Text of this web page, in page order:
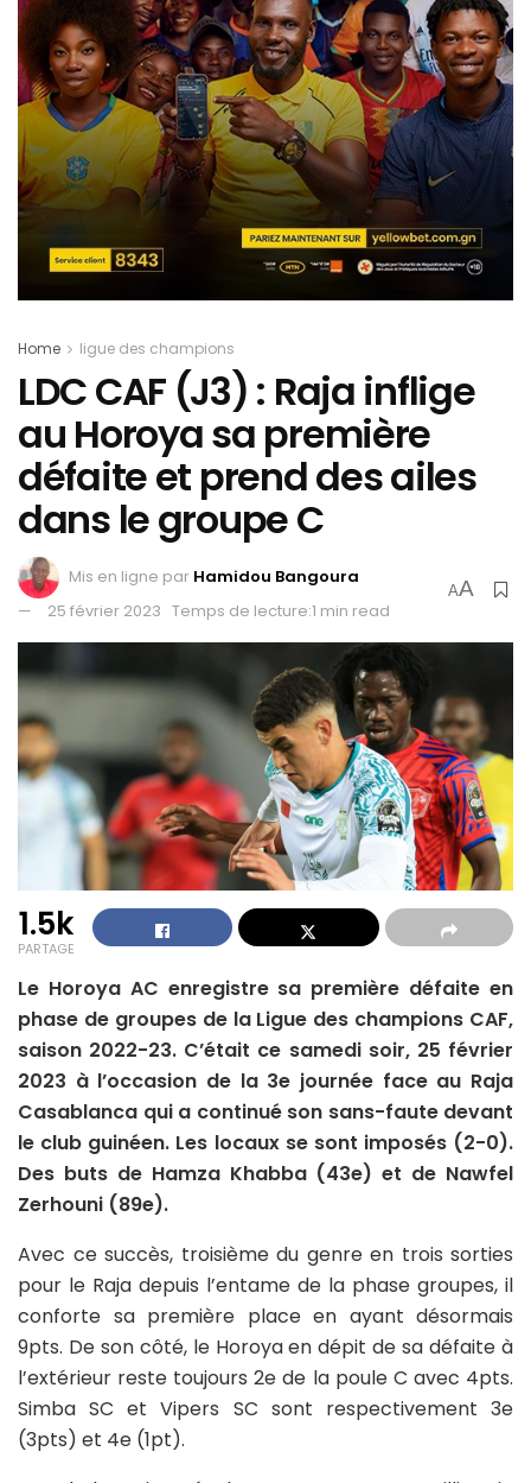
Home ligue des champions
LDC CAF (J3) : Raja inflige
au Horoya sa première
défaite et prend des ailes
dans le groupe C
Mis en ligne par Hamidou Bangoura
25 février 2023 Temps de lecture:1 min read
AA
1.5k
PARTAGE
Le Horoya AC enregistre sa première défaite en
phase de groupes de la Ligue des champions CAF,
saison 2022-23. C’était ce samedi soir, 25 février
2023 à l’occasion de la 3e journée face au Raja
Casablanca qui a continué son sans-faute devant
le club guinéen. Les locaux se sont imposés (2-0).
Des buts de Hamza Khabba (43e) et de Nawfel
Zerhouni (89e).
Avec ce succès, troisième du genre en trois sorties
pour le Raja depuis l’entame de la phase groupes, il
conforte sa première place en ayant désormais
9pts. De son côté, le Horoya en dépit de sa défaite à
l’extérieur reste toujours 2e de la poule C avec 4pts.
Simba SC et Vipers SC sont respectivement 3e
(3pts) et 4e (1pt).